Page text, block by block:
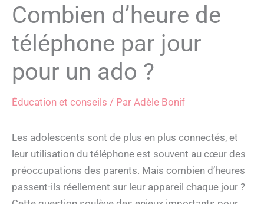
Combien d’heure de
téléphone par jour
pour un ado ?
Éducation et conseils / Par Adèle Bonif
Les adolescents sont de plus en plus connectés, et
leur utilisation du téléphone est souvent au cœur des
préoccupations des parents. Mais combien d’heures
passent-ils réellement sur leur appareil chaque jour ?